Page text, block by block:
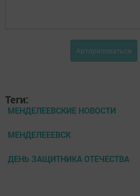
Авторизоваться
Теги:
МЕНДЕЛЕЕВСКИЕ НОВОСТИ
МЕНДЕЛЕЕЕВСК
ДЕНЬ ЗАЩИТНИКА ОТЕЧЕСТВА